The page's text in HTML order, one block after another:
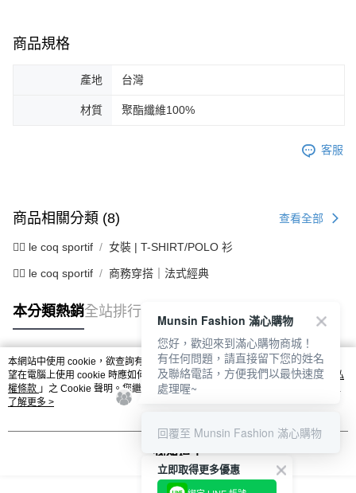
商品規格
產地 台灣
材質 聚酯纖維100%
客服
商品相關分類 (8) 查看全部
🚴‍♂️ le coq sportif 女裝 | T-SHIRT/POLO 衫
🚴‍♂️ le coq sportif 商務穿搭｜法式經典
本分類熱銷全站排行
熱門標籤
本網站中使用 cookie，欲查詢有關本網站使用 cookie 方式之詳情，及若您不希
望在電腦上使用 cookie 時應如何變更電腦的 cookie 設定，請參閱本網站「
隱私
權條款 」之 Cookie 聲明。您繼續使用本網站即表示您同意本公司得按本網站使
用條款之 Cookie 聲明使用 cookie。
了解更多 >
我知道了
立即取得更多優惠
Munsin Fashion 滿心購物
您好，歡迎來到滿心購物商城！
有任何問題，請直接留下您的姓名
及聯絡電話，方便我們以最快速度
處理喔~
回覆至 Munsin Fashion 滿心購物